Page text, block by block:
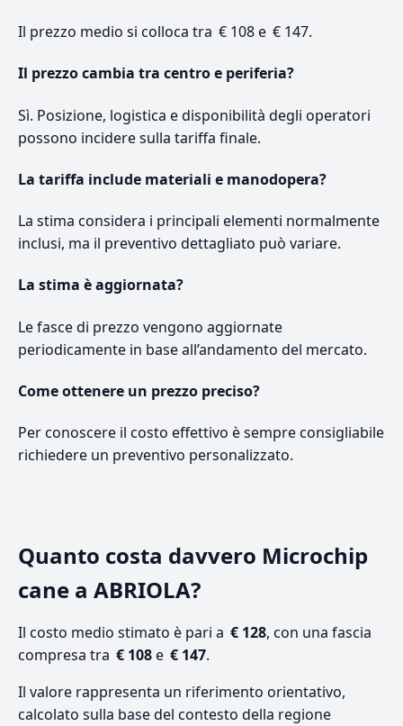
Il prezzo medio si colloca tra € 108 e € 147.
Il prezzo cambia tra centro e periferia?
Sì. Posizione, logistica e disponibilità degli operatori
possono incidere sulla tariffa finale.
La tariffa include materiali e manodopera?
La stima considera i principali elementi normalmente
inclusi, ma il preventivo dettagliato può variare.
La stima è aggiornata?
Le fasce di prezzo vengono aggiornate
periodicamente in base all’andamento del mercato.
Come ottenere un prezzo preciso?
Per conoscere il costo effettivo è sempre consigliabile
richiedere un preventivo personalizzato.
Quanto costa davvero Microchip
cane a ABRIOLA?
Il costo medio stimato è pari a € 128, con una fascia
compresa tra € 108e € 147.
Il valore rappresenta un riferimento orientativo,
calcolato sulla base del contesto della regione